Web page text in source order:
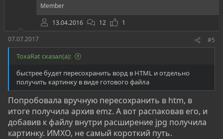
Member
13.04.2016
12
1
07.07.2017
#5
ToxaRat сказал(а):
быстрее будет пересохранить ворд в HTML и отдельно
получить картинку в виде готового файла
Попробовала вручную пересохранить в htm, в
итоге получила архив emz. А вот распаковав его, и
добавив к файлу внутри расширение jpg получила
картинку. ИМХО, не самый короткий путь.